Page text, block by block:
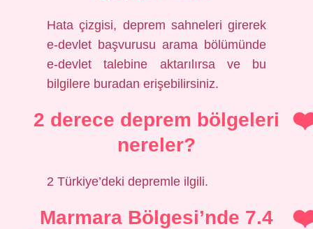
Hata çizgisi, deprem sahneleri girerek
e-devlet başvurusu arama bölümünde
e-devlet talebine aktarılırsa ve bu
bilgilere buradan erişebilirsiniz.
2 derece deprem bölgeleri
nereler?
2 Türkiye’deki depremle ilgili.
Marmara Bölgesi’nde 7.4